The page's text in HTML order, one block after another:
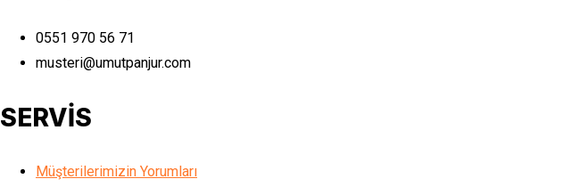
0551 970 56 71
musteri@umutpanjur.com
SERVİS
Müşterilerimizin Yorumları